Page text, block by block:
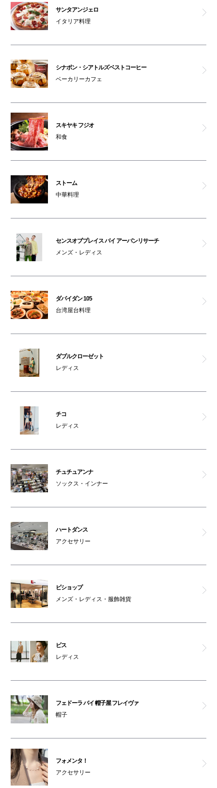
サンタアンジェロ
イタリア料理
シナボン・シアトルズベストコーヒー
ベーカリーカフェ
スキヤキ フジオ
和食
ストーム
中華料理
センスオブプレイス バイ アーバンリサーチ
メンズ・レディス
ダパイダン 105
台湾屋台料理
ダブルクローゼット
レディス
チコ
レディス
チュチュアンナ
ソックス・インナー
ハートダンス
アクセサリー
ビショップ
メンズ・レディス・服飾雑貨
ビス
レディス
フェドーラ バイ 帽子屋 フレイヴァ
帽子
フォメンタ！
アクセサリー